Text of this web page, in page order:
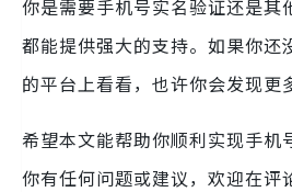
你是需要手机号实名验证还是其
都能提供强大的支持。如果你还
的平台上看看，也许你会发现更
希望本文能帮助你顺利实现手机
你有任何问题或建议，欢迎在评